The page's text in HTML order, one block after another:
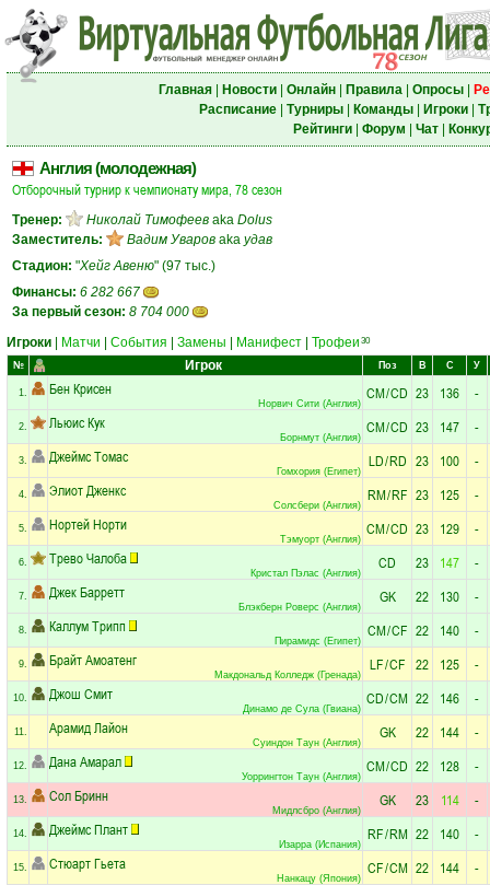
Главная| Новости| Онлайн| Правила| Опросы|
Расписание| Турниры| Команды| Игроки|
Рейтинги| Форум Чат|
Англия (молодежная)
Отборочный турнир к чемпионату мира, 78 сезон
Тренер: Николай Тимофеев aka Dolus
Заместитель:
Вадим Уваров aka удав
Стадион: "Хейг Авеню" (97 тыс.)
Финансы: 6 282 667
За первый сезон: 8 704 000
Игроки
Матчи События Замены Манифест Трофеи 30
№ Игрок Поз В С У
1. Бен Крисен
Норвич Сити (Англия)
CM/CD 23 136 -
2. Льюис Кук
Борнмут (Англия)
CM/CD 23 147 -
3. Джеймс Томас
Гомхория (Египет)
LD/RD 23 100 -
4. Элиот Дженкс
Солсбери (Англия)
RM/RF 23 125 -
5. Нортей Норти
Тэмуорт (Англия)
CM/CD 23 129 -
6. Трево Чалоба
Кристал Пэлас (Англия)
CD 23 147 -
7. Джек Барретт
Блэкберн Роверс (Англия)
GK 22 130 -
8. Каллум Трипп
Пирамидс (Египет)
CM/CF 22 140 -
9. Брайт Амоатенг
Макдональд Колледж (Гренада)
LF/CF 22 125 -
10. Джош Смит
Динамо де Сула (Гвиана)
CD/CM 22 146 -
11. Арамид Лайон
Суиндон Таун (Англия)
GK 22 144 -
12. Дана Амарал
Уоррингтон Таун (Англия)
CM/CD 22 128 -
13. Сол Бринн
Мидлсбро (Англия)
GK 23 114 -
14. Джеймс Плант
Изарра (Испания)
RF/RM 22 140 -
15. Стюарт Гьета
Нанкацу (Япония)
CF/CM 22 144 -